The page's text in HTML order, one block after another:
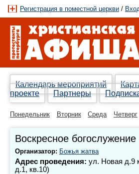
Регистрация в поместной церкви /
Календарь мероприятий
проекте
Партнеры
Понедельник Вторник Среда Четверг
Воскресное богослужение
Организатор: Божья жатва
Адрес проведения: ул. Новая д.9
д.1, кв.10)